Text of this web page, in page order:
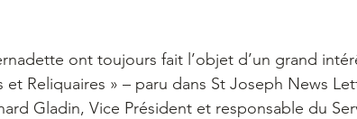
ont toujours fait l’objet d’un grand
et Reliquaires » – paru dans St Joseph News
Gladin, Vice Président et responsable du